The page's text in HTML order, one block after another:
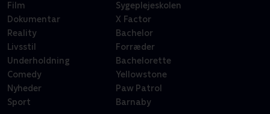
Film
Dokumentar
Reality
Livsstil
Underholdning
Comedy
Nyheder
Sport
Sygeplejeskolen
X Factor
Bachelor
Forræder
Bachelorette
Yellowstone
Paw Patrol
Barnaby